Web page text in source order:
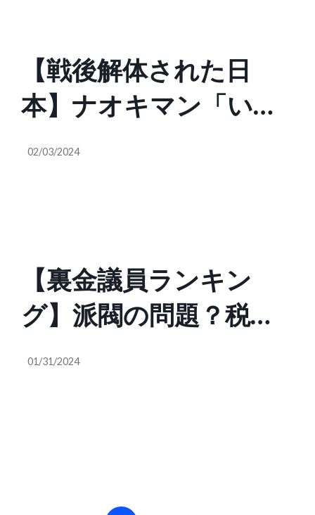
本で優勝してはならな
い。こうやって文化を
消去していくのです」
【戦後解体された日
本】ナオキマン「いつ
もより力を入れて作っ
す！是非、全ての日本
人見てくれ！」
02/03/2024
【裏金議員ランキン
グ】派閥の問題？税の
問題？法の問題？い
01/31/2024